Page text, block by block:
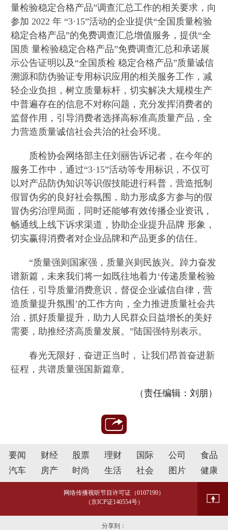
量检验稳定合格产品”调查汇总工作的相关要求，向
参加 2022 年 “3·15”活动的企业提供“全国质量检验
稳定合格产品”的免费调查汇总增值服务，提供“全
国质 量检验稳定合格产品”免费调查汇总和承诺展
示公告证明以及“全国质检 稳定合格产品”质量诚信
溯源和防伪验证专用标识应用的相关服务工作，减
轻企业负担，树立质量标杆，切实解决大规模生产
中普遍存在的信息不对称问题，充分发挥消费者的
监督作用，引导消费者选择高标准高质量产品，全
力营造质量诚信社会共治的社会环境。
质检协会网络部主任刘丽告诉记者，在今年的
服务工作中，通过“3·15”活动等专用标识，不仅可
以对产品防伪知识等识假技能进行科普，营造抵制
假冒伪劣的良好社会氛围，助力形成多方参与的假
冒伪劣治理局面，同时还能够有效传播企业资讯，
畅通线上线下诉求渠道，协助企业提升品牌 形象，
切实赢得消费者对企业品牌和产品更多的信任。
“质量强则国家强，质量兴则民族兴。踔力奋发
谱新篇，未来我们将一如既往地着力‘传递质量检验
信任，引导质量消费意识，督促企业诚信自律，营
造质量提升氛围’的工作方向，全力推进质量社会共
治，抓好质量提升，助力人民群众日益增长的美好
需要，助推经济高质量发展。”陆国强特别表示。
春光无限好，奋进正当时， 让我们昂首奋进新
征程，共谱质量强国新篇章。
（责任编辑：刘朋）
要闻 财经 股票 理财 国际 公司
食品
汽车
房产 时尚 生活 社会 图片 健康
网络传播视听节目许可证（0107190）
（京ICP证140554号）
分享到：